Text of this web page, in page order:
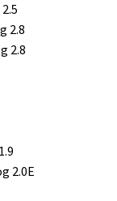
2.8
2.8
2.0E